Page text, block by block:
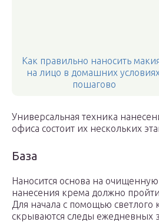
Как правильно наносить
на лицо в домашних
пошагово
Универсальная техника
офиса состоит их нескольких
База
Наносится основа на
нанесения крема должно
Для начала с помощью светлого
скрываются следы ежедневных